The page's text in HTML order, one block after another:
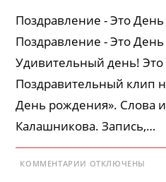
Поздравление - Это
Поздравление - Это
Удивительный день!
Поздравительный клип
День рождения». Слова
Калашникова. Запись,…
КОММЕНТАРИИ КОТКЛЮЧЕНЫ